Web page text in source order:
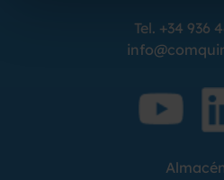
Tel. +34 936